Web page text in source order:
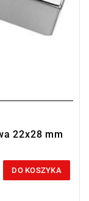
22x28 mm
DO KOSZYKA